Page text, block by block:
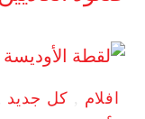
افلام , كل جديد